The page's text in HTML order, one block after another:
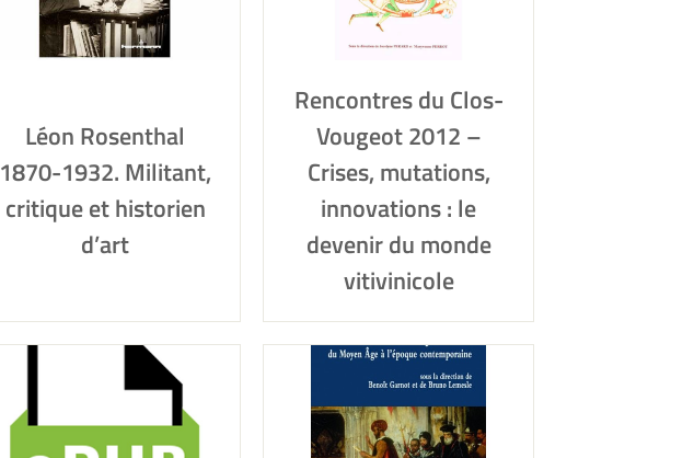
Léon Rosenthal
1870-1932. Militant,
critique et historien
d’art
Rencontres du Clos-
Vougeot 2012 –
Crises, mutations,
innovations : le
devenir du monde
vitivinicole